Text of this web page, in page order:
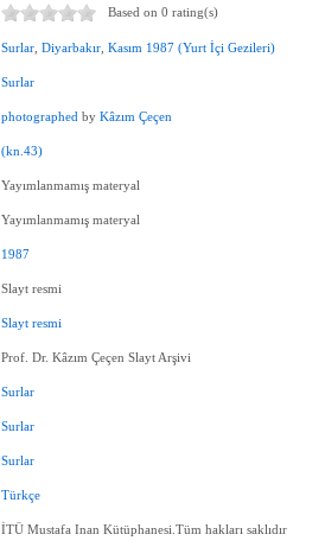
Based on 0 rating(s)
Surlar ,Diyarbakır ,Kasım 1987 (Yurt İçi Gezileri)
Surlar
photographed byKâzım Çeçen
(kn.43)
Yayımlanmamış materyal
Yayımlanmamış materyal
1987
Slayt resmi
Slayt resmi
Prof. Dr. Kâzım Çeçen Slayt Arşivi
Surlar
Surlar
Surlar
Türkçe
İTÜ Mustafa Inan Kütüphanesi.Tüm hakları saklıdır